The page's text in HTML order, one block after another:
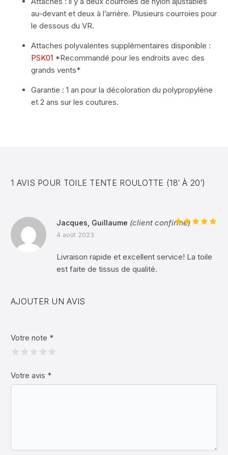
au-devant et deux à l’arrière. Plusieurs courroies pour
le dessous du VR.
Attaches polyvalentes supplémentaires disponible :
PSK01 *Recommandé pour les endroits avec des
grands vents*
Garantie : 1 an pour la décoloration du polypropylène
et 2 ans sur les coutures.
1 AVIS POUR TOILE TENTE ROULOTTE (18′ À 20′)
Jacques, Guillaume (client confirmé)
4 août 2023
Livraison rapide et excellent service! La toile
est faite de tissus de qualité.
AJOUTER UN AVIS
Votre note *
Votre avis *